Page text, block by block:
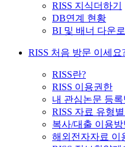
RISS 지식더하기
DB연계 현황
BI 및 배너 다운
RISS 처음 방문 이세요
RISS란?
RISS 이용권한
내 관심논문 등록
RISS 자료 유형
복사/대출 이용방
해외전자자료 이